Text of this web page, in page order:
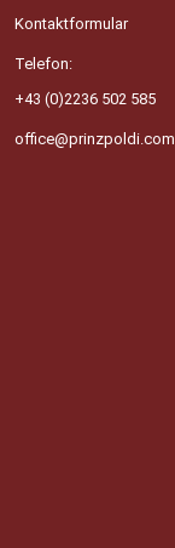
Kontaktformular
Telefon:
+43 (0)2236 502 585
office@prinzpoldi.com